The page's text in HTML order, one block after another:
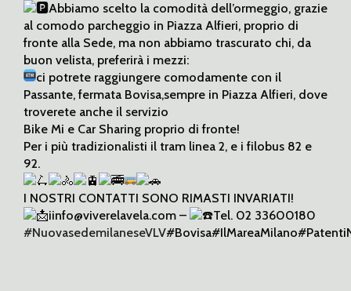
Abbiamo scelto la comodità dell’ormeggio, grazie
al comodo parcheggio in Piazza Alfieri, proprio di
fronte alla Sede, ma non abbiamo trascurato chi, da
buon velista, preferirà i mezzi:
ci potrete raggiungere comodamente con il
Passante, fermata Bovisa,sempre in Piazza Alfieri, dove
troverete anche il servizio
Bike Mi e Car Sharing proprio di fronte!
Per i più tradizionalisti il tram linea 2, e i filobus 82 e
92.
I NOSTRI CONTATTI SONO RIMASTI INVARIATI!
iinfo@viverelavela.com –
Tel. 02 33600180
#NuovasedemilaneseVLV